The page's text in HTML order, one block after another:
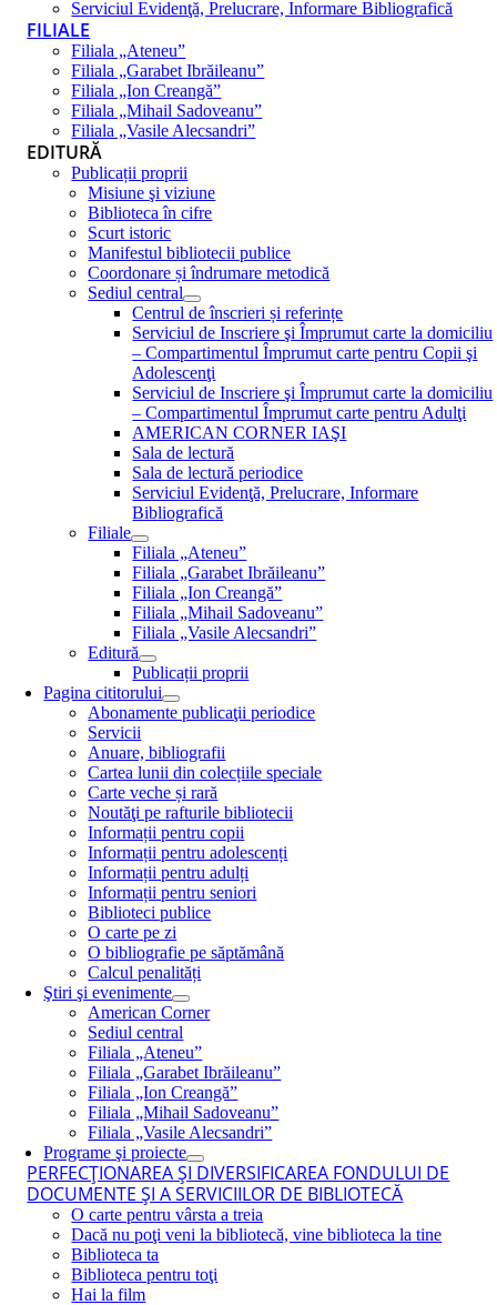
Serviciul Evidenţă, Prelucrare, Informare Bibliografică
FILIALE
Filiala „Ateneu”
Filiala „Garabet Ibrăileanu”
Filiala „Ion Creangă”
Filiala „Mihail Sadoveanu”
Filiala „Vasile Alecsandri”
EDITURĂ
Publicații proprii
Misiune şi viziune
Biblioteca în cifre
Scurt istoric
Manifestul bibliotecii publice
Coordonare și îndrumare metodică
Sediul central
Centrul de înscrieri și referințe
Serviciul de Inscriere şi Împrumut carte la domiciliu
– Compartimentul Împrumut carte pentru Copii şi
Adolescenţi
Serviciul de Inscriere şi Împrumut carte la domiciliu
– Compartimentul Împrumut carte pentru Adulţi
AMERICAN CORNER IAŞI
Sala de lectură
Sala de lectură periodice
Serviciul Evidenţă, Prelucrare, Informare
Bibliografică
Filiale
Filiala „Ateneu”
Filiala „Garabet Ibrăileanu”
Filiala „Ion Creangă”
Filiala „Mihail Sadoveanu”
Filiala „Vasile Alecsandri”
Editură
Publicații proprii
Pagina cititorului
Abonamente publicaţii periodice
Servicii
Anuare, bibliografii
Cartea lunii din colecțiile speciale
Carte veche și rară
Noutăţi pe rafturile bibliotecii
Informații pentru copii
Informații pentru adolescenți
Informații pentru adulți
Informații pentru seniori
Biblioteci publice
O carte pe zi
O bibliografie pe săptămână
Calcul penalități
Ştiri şi evenimente
American Corner
Sediul central
Filiala „Ateneu”
Filiala „Garabet Ibrăileanu”
Filiala „Ion Creangă”
Filiala „Mihail Sadoveanu”
Filiala „Vasile Alecsandri”
Programe şi proiecte
PERFECŢIONAREA ŞI DIVERSIFICAREA FONDULUI DE
DOCUMENTE ŞI A SERVICIILOR DE BIBLIOTECĂ
O carte pentru vârsta a treia
Dacă nu poţi veni la bibliotecă, vine biblioteca la tine
Biblioteca ta
Biblioteca pentru toţi
Hai la film